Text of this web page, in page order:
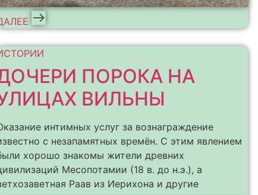
ПОРОКА НА
ВИЛЬНЫ
интимных услуг за вознаграждение
с незапамятных времён. С этим явлением
хорошо знакомы жители древних
Месопотамии (18 в. до н.э.), а
Раав из Иерихона и другие